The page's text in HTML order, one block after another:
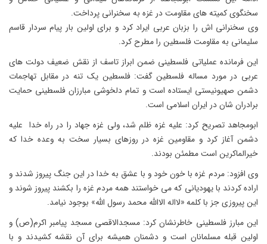
سخنگوی کمیته های مقاومت در غزه به سخنرانی پرداخت.
وی سخنرانی اش را بزبان عربی ایراد کرد و برای اولین بار پیام سردار قاسم
سلیمانی به مقاومت فلسطین را مطرح کرد.
این فرمانده عملیاتی فلسطینی ضمن ابراز تاسف از نقش ضعیف دولت های
عربی در مورد مساله فلسطین گفت: فلسطین یک تنه در مقابل تهاجمات
دشمن صهیونیستی ایستاده است و تمام دلخوشی مبارزان فلسطینی حمایت
برادران شان در ایران اسلامی است.
ابومجاهد تصریح کرد: علیه غزه ظلم شد، ولی غزه جهاد را در راه خدا علیه
دشمن آغاز کرد و مقاومین غزه در روزهای بسیار سخت به وعده خدا که
خیرالماکرین است مطمئن بودند.
وی افزود: مردم غزه با خون خود و با عشق به خدا در این جنگ پیروز شدند و
اراده کردند با یهودیانی که می خواستند همه مردم غزه را بکشند پیروز شوند و
این پیروزی جز با کلمه «لااله الاالله محمد رسول الله» بوجود نیامد.
این مبارز فلسطینی خاطرنشان کرد: مسجدالاقصی مسجد پیامبر اکرم(ص) و
اولین قبله مسلمانان است و دشمنان همیشه برای آن نقشه کشیدند و با